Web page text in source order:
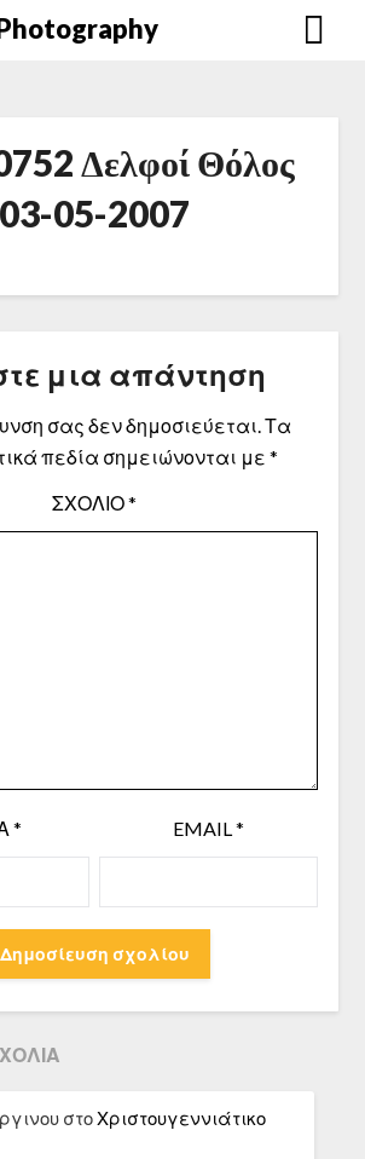
Δελφοί Θόλος
03-05-2007
μια απάντηση
σας δεν δημοσιεύεται.Τα
πεδία σημειώνονται με *
ΣΧΌΛΙΟ*
* EMAIL*
στοΧριστουγεννιάτικο